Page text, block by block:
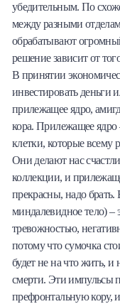
убедительным. По
между разными
обрабатывают
решение зависит от
В принятии
инвестировать деньги
прилежащее ядро,
кора. Прилежащее ядро
клетки, которые всему
Они делают нас
коллекции, и
прекрасны, надо брать.
миндалевидное тело) –
тревожностью,
потому что сумочка
будет не на что жить, и
смерти. Эти импульсы
префронтальную кору,